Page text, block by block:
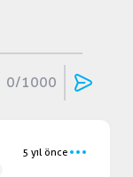
0/1000
5 yıl önce